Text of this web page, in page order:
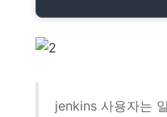
jenkins 사용자는